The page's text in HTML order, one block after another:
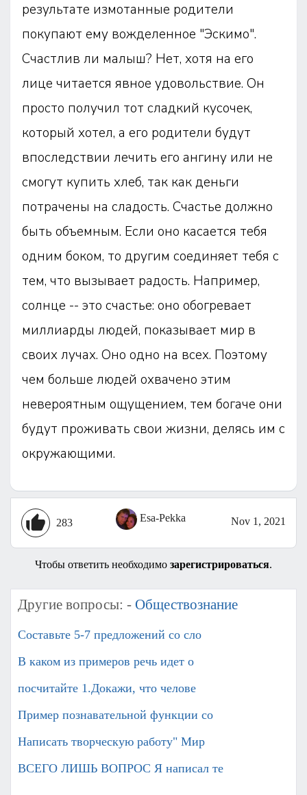
результате измотанные родители
покупают ему вожделенное "Эскимо".
Счастлив ли малыш? Нет, хотя на его
лице читается явное удовольствие. Он
просто получил тот сладкий кусочек,
который хотел, а его родители будут
впоследствии лечить его ангину или не
смогут купить хлеб, так как деньги
потрачены на сладость. Счастье должно
быть объемным. Если оно касается тебя
одним боком, то другим соединяет тебя с
тем, что вызывает радость. Например,
солнце -- это счастье: оно обогревает
миллиарды людей, показывает мир в
своих лучах. Оно одно на всех. Поэтому
чем больше людей охвачено этим
невероятным ощущением, тем богаче они
будут проживать свои жизни, делясь им с
окружающими.
283 Esa-Pekka Nov 1, 2021
Чтобы ответить необходимо зарегистрироваться.
Другие вопросы: - Обществознание
Составьте 5-7 предложений со сло
В каком из примеров речь идет о
посчитайте 1.Докажи, что челове
Пример познавательной функции со
Написать творческую работу" Мир
ВСЕГО ЛИШЬ ВОПРОС Я написал те